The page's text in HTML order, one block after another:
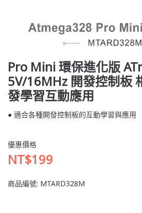
Pro Mini 環保進化版
5V/16MHz 開發控制板
發學習互動應用
● 適合各種開發控制板的互動學習與應用
優惠價格
NT$199
商品編號: MTARD328M